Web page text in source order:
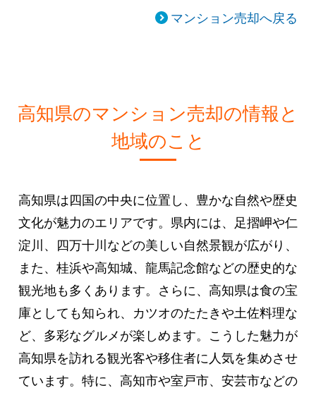
マンション売却へ戻る
高知県のマンション売却の情報と
地域のこと
高知県は四国の中央に位置し、豊かな自然や歴史
文化が魅力のエリアです。県内には、足摺岬や仁
淀川、四万十川などの美しい自然景観が広がり、
また、桂浜や高知城、龍馬記念館などの歴史的な
観光地も多くあります。さらに、高知県は食の宝
庫としても知られ、カツオのたたきや土佐料理な
ど、多彩なグルメが楽しめます。こうした魅力が
高知県を訪れる観光客や移住者に人気を集めさせ
ています。特に、高知市や室戸市、安芸市などの